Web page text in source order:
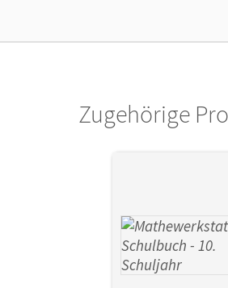
Zugehörige